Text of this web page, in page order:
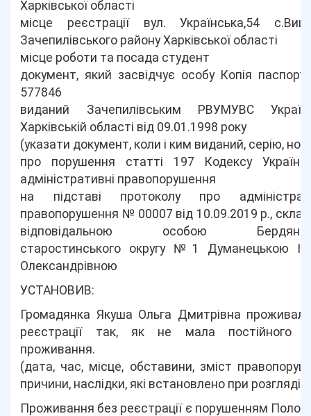
Харківської області
місце реєстрації вул. Українська,54
Зачепилівського району Харківської області
місце роботи та посада студент
документ, який засвідчує особу Копія
577846
виданий Зачепилівським РВУМУВС
Харківській області від 09.01.1998 року
(указати документ, коли і ким виданий, серію,
про порушення статті 197 Кодексу
адміністративні правопорушення
на підставі протоколу про
правопорушення № 00007 від 10.09.2019 р.,
відповідальною особою
старостинського округу №1 Думанецькою
Олександрівною
УСТАНОВИВ:
Громадянка Якуша Ольга Дмитрівна
реєстрації так, як не мала постійного
проживання.
(дата, час, місце, обставини, зміст
причини, наслідки, які встановлено при розгляді
Проживання без реєстрації є порушенням